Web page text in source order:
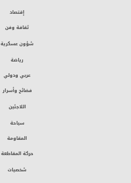
إقتصاد
ثقافة وفن
شؤون عسكرية
رياضة
عربي ودولي
فضائح وأسرار
اللاجئين
سياحة
المقاومة
حركة المقاطعة
شخصيات